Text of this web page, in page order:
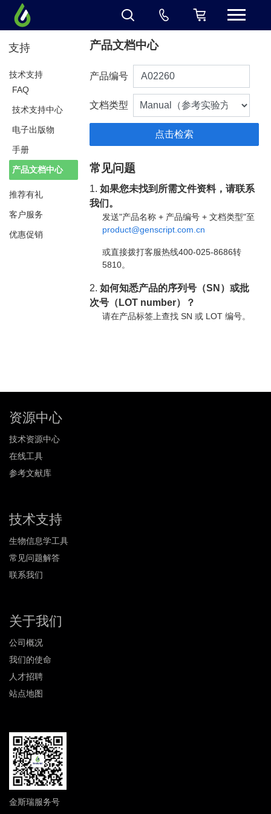
支持
技术支持
FAQ
技术支持中心
电子出版物
手册
产品文档中心
推荐有礼
客户服务
优惠促销
产品文档中心
产品编号
文档类型
常见问题
1.如果您未找到所需文件资料，请联系
我们。
发送"产品名称 + 产品编号 + 文档类型"至
product@genscript.com.cn
或直接拨打客服热线400-025-8686转
5810。
2.如何知悉产品的序列号（SN）或批
次号（LOT number）？
请在产品标签上查找 SN 或 LOT 编号。
资源中心
技术资源中心
在线工具
参考文献库
技术支持
生物信息学工具
常见问题解答
联系我们
关于我们
公司概况
我们的使命
人才招聘
站点地图
金斯瑞服务号